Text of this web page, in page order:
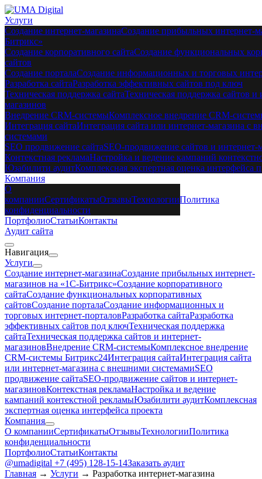
Услуги
Создание интернет-магазинаСоздание прибыльных интернет-
Битрикс»
Создание корпоративного сайтаСоздание функциональных
сайтов
Создание порталаСоздание информационных и торговых
Разработка сайтаРазработка эффективных сайтов под ключ
Техническая поддержка сайтаТехническая поддержка сайтов и
магазинов
Внедрение CRM-системыКомплексное внедрение CRM-
Интеграция сайтаИнтеграция сайта или интернет-магазина с
системами
SEO продвижение сайтаSEO-продвижение сайтов и интернет-
Контекстная рекламаНастройка и ведение кампаний
Юзабилити аудитКомплексная экспертная оценка интерфейса
Компания
О
компанииСертификатыОтзывыТехнологииПолитика
конфиденциальности
ПортфолиоСтатьиКонтакты
Аудит сайта
Навигация
Услуги
Создание интернет-магазинаСоздание прибыльных интернет-
магазинов на «1С-Битрикс»Создание корпоративного
сайтаСоздание функциональных корпоративных
сайтовСоздание порталаСоздание информационных и
торговых интернет-порталовРазработка сайтаРазработка
эффективных сайтов под ключТехническая поддержка
сайтаТехническая поддержка сайтов и интернет-
магазиновВнедрение CRM-системыКомплексное внедрение
CRM-системы Битрикс24Интеграция сайтаИнтеграция сайта
или интернет-магазина с внешними системамиSEO
продвижение сайтаSEO-продвижение сайтов и интернет-
магазиновКонтекстная рекламаНастройка и ведение
кампаний контекстной рекламыЮзабилити аудитКомплексная
экспертная оценка интерфейса проекта
Компания
О компанииСертификатыОтзывыТехнологииПолитика
конфиденциальности
ПортфолиоСтатьиКонтакты
@umadigital +7 (495) 128-15-14Заказать аудит
Главная → Услуги → Разработка интернет-магазина